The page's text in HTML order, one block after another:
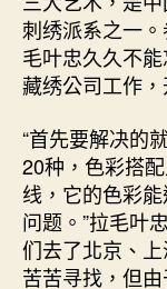
刺绣派系之一
毛叶忠久久不
藏绣公司工作
“首先要解决的
20种，色彩搭
线，它的色彩
问题。”拉毛叶
们去了北京、
苦苦寻找，但